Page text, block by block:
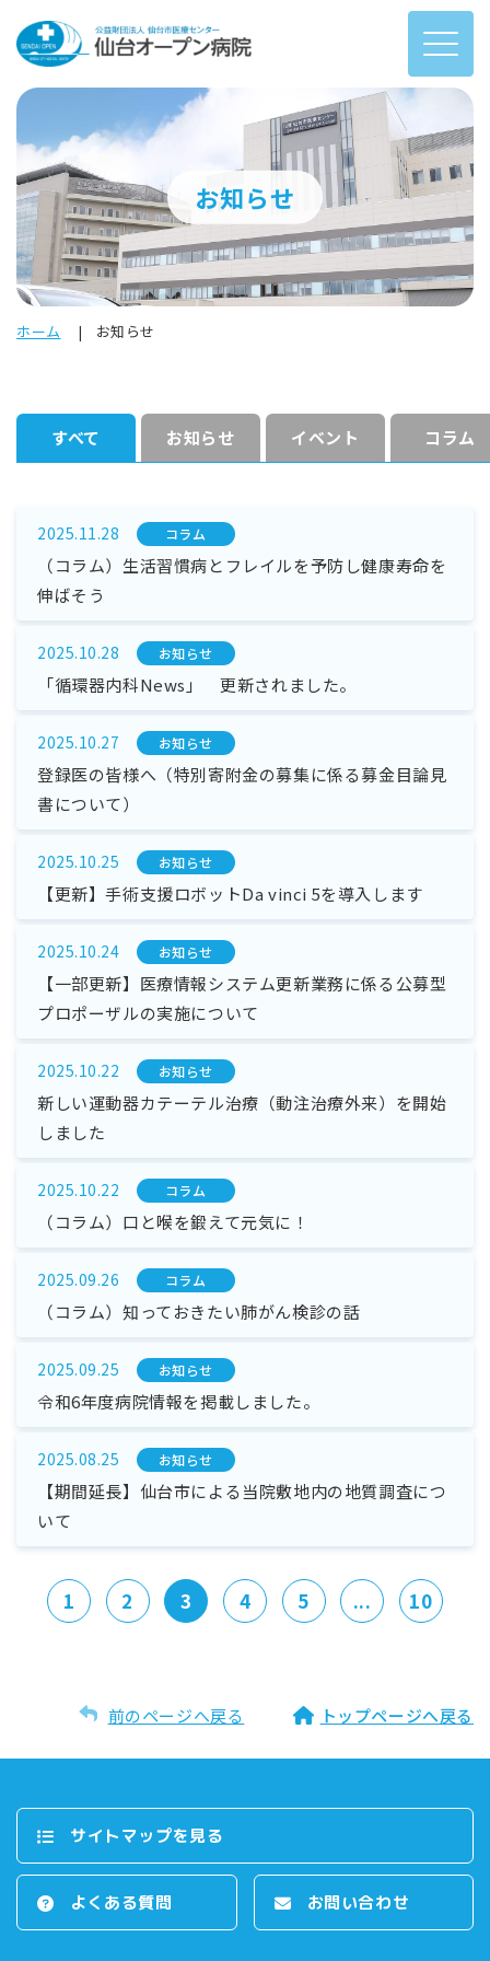
お知らせ
ホーム お知らせ
すべて お知らせ イベント コラム
2025.11.28 コラム
（コラム）生活習慣病とフレイルを予防し健康寿命を
伸ばそう
2025.10.28 お知らせ
「循環器内科News」 更新されました。
2025.10.27 お知らせ
登録医の皆様へ（特別寄附金の募集に係る募金目論見
書について）
2025.10.25 お知らせ
【更新】手術支援ロボットDa vinci 5を導入します
2025.10.24 お知らせ
【一部更新】医療情報システム更新業務に係る公募型
プロポーザルの実施について
2025.10.22 お知らせ
新しい運動器カテーテル治療（動注治療外来）を開始
しました
2025.10.22 コラム
（コラム）口と喉を鍛えて元気に！
2025.09.26 コラム
（コラム）知っておきたい肺がん検診の話
2025.09.25 お知らせ
令和6年度病院情報を掲載しました。
2025.08.25 お知らせ
【期間延長】仙台市による当院敷地内の地質調査につ
いて
1 2 3 4 5 ... 10
前のページへ戻る トップページへ戻る
サイトマップを⾒る
よくある質問 お問い合わせ